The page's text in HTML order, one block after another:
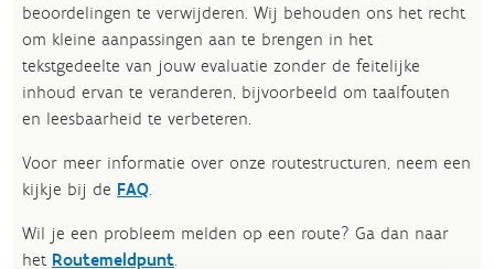
beoordelingen te verwijderen. Wij behouden ons het recht
om kleine aanpassingen aan te brengen in het
tekstgedeelte van jouw evaluatie zonder de feitelijke
inhoud ervan te veranderen, bijvoorbeeld om taalfouten
en leesbaarheid te verbeteren.​
Voor meer informatie over onze routestructuren, neem een
kijkje bij de FAQ.
Wil je een probleem melden op een route? Ga dan naar
het Routemeldpunt.